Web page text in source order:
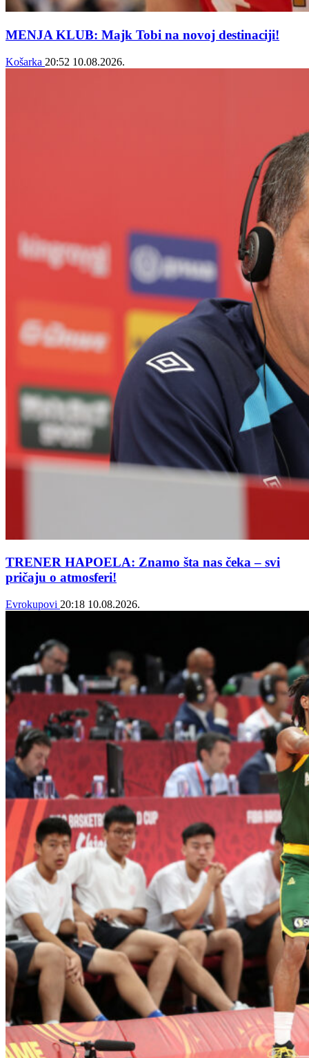
MENJA KLUB: Majk Tobi na novoj destinaciji!
Košarka 20:52 10.08.2026.
TRENER HAPOELA: Znamo šta nas čeka – svi
pričaju o atmosferi!
Evrokupovi 20:18 10.08.2026.